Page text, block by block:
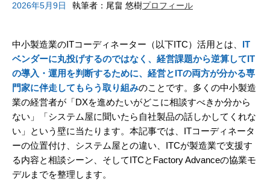
2026年5月9日 執筆者：尾畠 悠樹プロフィール
中小製造業のITコーディネーター（以下ITC）活用とは、 IT
ベンダーに丸投げするのではなく、経営課題から逆算してIT
の導入・運用を判断するために、経営とITの両方が分かる専
門家に伴走してもらう取り組みのことです。多くの中小製造
業の経営者が「DXを進めたいがどこに相談すべきか分から
ない」「システム屋に聞いたら自社製品の話しかしてくれな
い」という壁に当たります。本記事では、ITコーディネータ
ーの位置付け、システム屋との違い、ITCが製造業で支援す
る内容と相談シーン、そしてITCとFactory Advanceの協業モ
デルまでを整理します。